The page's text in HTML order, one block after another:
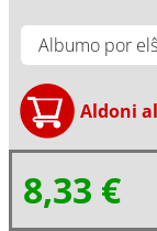
8,33 €